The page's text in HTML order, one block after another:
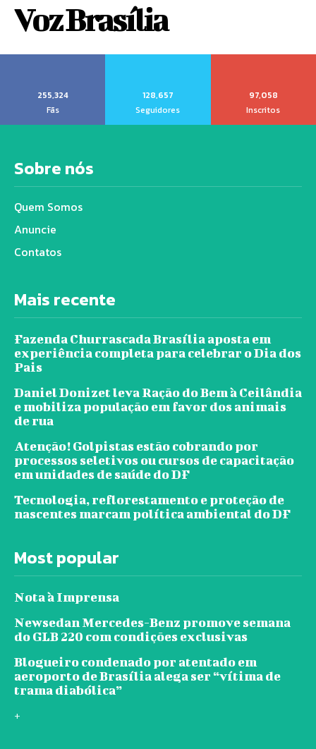
Voz Brasília
255,324
Fãs
128,657
Seguidores
97,058
Inscritos
Sobre nós
Quem Somos
Anuncie
Contatos
Mais recente
Fazenda Churrascada Brasília aposta em
experiência completa para celebrar o Dia dos
Pais
Daniel Donizet leva Ração do Bem à Ceilândia
e mobiliza população em favor dos animais
de rua
Atenção! Golpistas estão cobrando por
processos seletivos ou cursos de capacitação
em unidades de saúde do DF
Tecnologia, reflorestamento e proteção de
nascentes marcam política ambiental do DF
Most popular
Nota à Imprensa
Newsedan Mercedes-Benz promove semana
do GLB 220 com condições exclusivas
Blogueiro condenado por atentado em
aeroporto de Brasília alega ser “vítima de
trama diabólica”
+